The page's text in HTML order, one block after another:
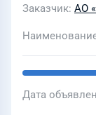
Заказчик АО
Дата